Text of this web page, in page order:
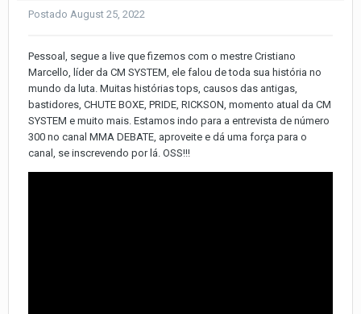
Postado August 25, 2022
Pessoal, segue a live que fizemos com o mestre Cristiano
Marcello, líder da CM SYSTEM, ele falou de toda sua história no
mundo da luta. Muitas histórias tops, causos das antigas,
bastidores, CHUTE BOXE, PRIDE, RICKSON, momento atual da CM
SYSTEM e muito mais. Estamos indo para a entrevista de número
300 no canal MMA DEBATE, aproveite e dá uma força para o
canal, se inscrevendo por lá. OSS!!!